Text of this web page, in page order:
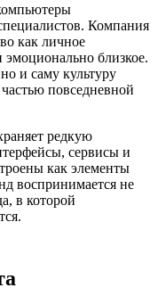
Компания
как личное
близкое.
и саму культуру
повседневной
редкую
сервисы и
как элементы
воспринимается не
в которой